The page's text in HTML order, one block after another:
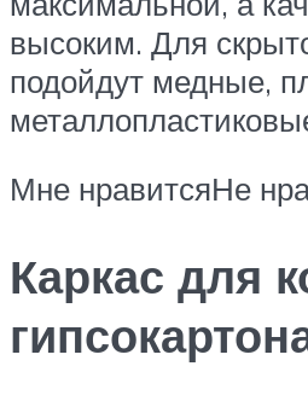
высоким. Для
подойдут медные,
Мне нравитсяНе
Каркас для